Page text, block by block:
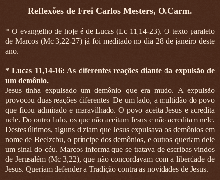
Reflexões de Frei Carlos Mesters, O.Carm.
* O evangelho de hoje é de Lucas (Lc 11,14-23). O texto paralelo
de Marcos (Mc 3,22-27) já foi meditado no dia 28 de janeiro deste
ano.
* Lucas 11,14-16: As diferentes reações diante da expulsão de
um demônio.
Jesus tinha expulsado um demônio que era mudo. A expulsão
provocou duas reações diferentes. De um lado, a multidão do povo
que ficou admirado e maravilhado. O povo aceita Jesus e acredita
nele. Do outro lado, os que não aceitam Jesus e não acreditam nele.
Destes últimos, alguns diziam que Jesus expulsava os demônios em
nome de Beelzebu, o príncipe dos demônios, e outros queriam dele
um sinal do céu. Marcos informa que se tratava de escribas vindos
de Jerusalém (Mc 3,22), que não concordavam com a liberdade de
Jesus. Queriam defender a Tradição contra as novidades de Jesus.